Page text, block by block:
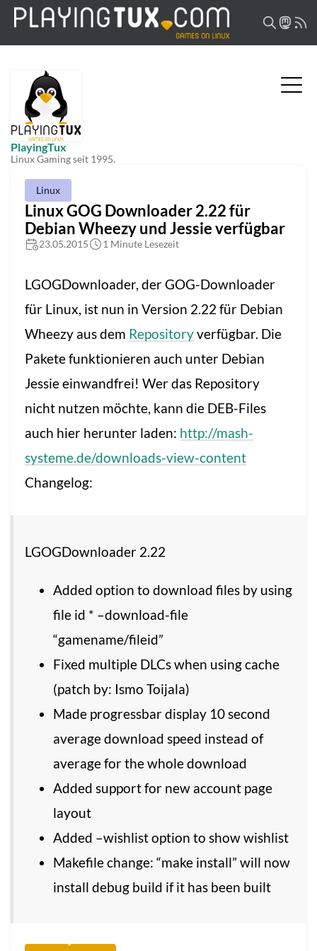
PlayingTux
Linux Gaming seit 1995.
Linux
Linux GOG Downloader 2.22 für
Debian Wheezy und Jessie verfügbar
23.05.2015 1 Minute Lesezeit
LGOGDownloader, der GOG-Downloader
für Linux, ist nun in Version 2.22 für Debian
Wheezy aus dem Repositoryverfügbar. Die
Pakete funktionieren auch unter Debian
Jessie einwandfrei! Wer das Repository
nicht nutzen möchte, kann die DEB-Files
auch hier herunter laden: http://mash-
systeme.de/downloads-view-content
Changelog:
LGOGDownloader 2.22
Added option to download files by using
file id * –download-file
“gamename/fileid”
Fixed multiple DLCs when using cache
(patch by: Ismo Toijala)
Made progressbar display 10 second
average download speed instead of
average for the whole download
Added support for new account page
layout
Added –wishlist option to show wishlist
Makefile change: “make install” will now
install debug build if it has been built